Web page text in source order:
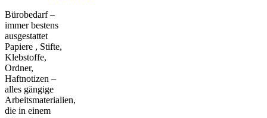
Bürobedarf –
immer bestens
ausgestattet
Papiere , Stifte,
Klebstoffe,
Ordner,
Haftnotizen –
alles gängige
Arbeitsmaterialien,
die in einem